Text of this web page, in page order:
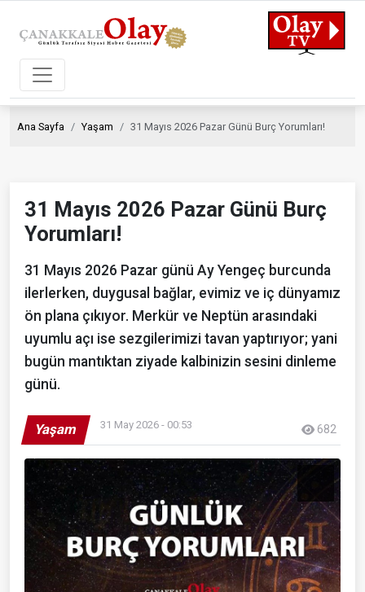
Ana Sayfa Yaşam 31 Mayıs 2026 Pazar Günü Burç Yorumları!
31 Mayıs 2026 Pazar Günü Burç
Yorumları!
31 Mayıs 2026 Pazar günü Ay Yengeç burcunda
ilerlerken, duygusal bağlar, evimiz ve iç dünyamız
ön plana çıkıyor. Merkür ve Neptün arasındaki
uyumlu açı ise sezgilerimizi tavan yaptırıyor; yani
bugün mantıktan ziyade kalbinizin sesini dinleme
günü.
Yaşam 31 May 2026 - 00:53 682